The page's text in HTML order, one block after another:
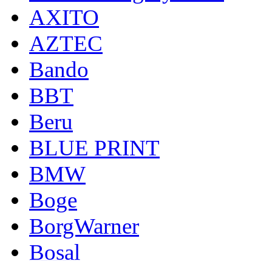
AXITO
AZTEC
Bando
BBT
Beru
BLUE PRINT
BMW
Boge
BorgWarner
Bosal